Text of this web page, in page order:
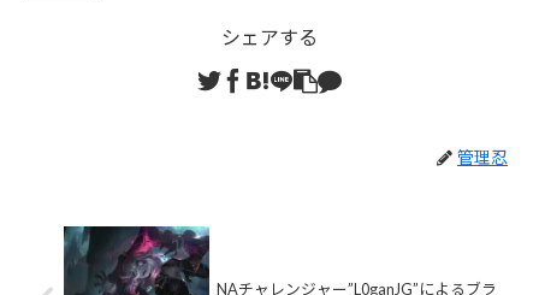
シェアする
管理忍
NAチャレンジャー”L0ganJG”によるブラ